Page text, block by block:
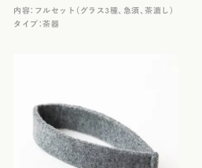
内容： フルセット（グラス３種、急須、茶漉し）
タイプ：茶器